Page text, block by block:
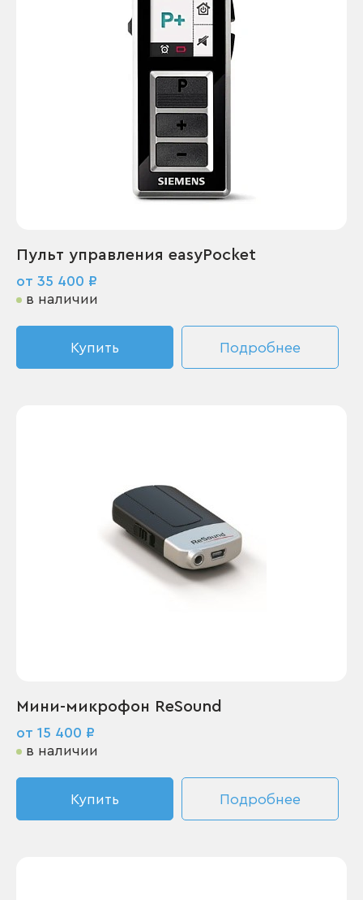
Пульт управления easyPocket
от 35 400 ₽
в наличии
Купить Подробнее
Мини-микрофон ReSound
от 15 400 ₽
в наличии
Купить Подробнее